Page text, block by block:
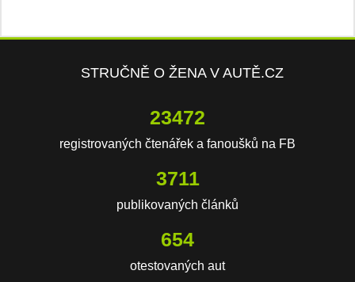
STRUČNĚ O ŽENA V AUTĚ.CZ
23472
registrovaných čtenářek a fanoušků na FB
3711
publikovaných článků
654
otestovaných aut